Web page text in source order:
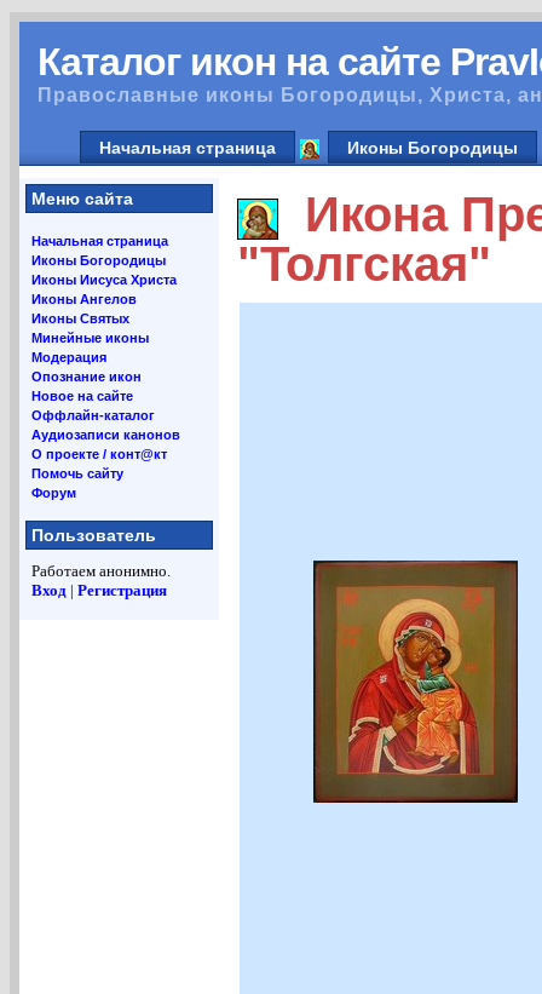
Каталог икон на сайте
Православные иконы Богородицы, Христа,
Начальная страница Иконы Богородицы
Меню сайта
Начальная страница
Иконы Богородицы
Иконы Иисуса Христа
Иконы Ангелов
Иконы Святых
Минейные иконы
Модерация
Опознание икон
Новое на сайте
Оффлайн-каталог
Аудиозаписи канонов
О проекте / конт@кт
Помочь сайту
Форум
Пользователь
Работаем анонимно.
Вход | Регистрация
Икона
"Толгская"